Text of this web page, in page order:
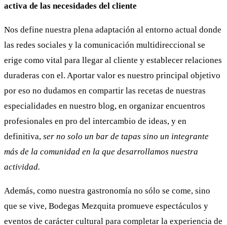
activa de las necesidades del cliente
Nos define nuestra plena adaptación al entorno actual donde
las redes sociales y la comunicación multidireccional se
erige como vital para llegar al cliente y establecer relaciones
duraderas con el. Aportar valor es nuestro principal objetivo
por eso no dudamos en compartir las recetas de nuestras
especialidades en nuestro blog, en organizar encuentros
profesionales en pro del intercambio de ideas, y en
definitiva, ser no solo un bar de tapas sino un integrante
más de la comunidad en la que desarrollamos nuestra
actividad.
Además, como nuestra gastronomía no sólo se come, sino
que se vive, Bodegas Mezquita promueve espectáculos y
eventos de carácter cultural para completar la experiencia de